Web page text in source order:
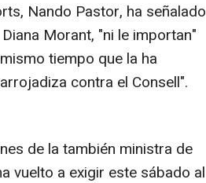
Nando Pastor, ha señalado
Morant, "ni le importan"
tiempo que la ha
contra el Consell".
de la también ministra de
vuelto a exigir este sábado al